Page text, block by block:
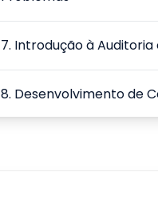
7. Introdução à Auditoria
8. Desenvolvimento de